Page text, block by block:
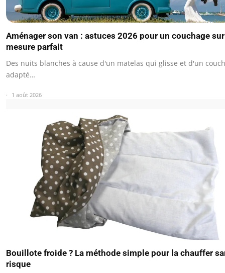
Aménager son van : astuces 2026 pour un couchage sur
mesure parfait
Des nuits blanches à cause d'un matelas qui glisse et d'un
adapté…
1 août 2026
Bouillote froide ? La méthode simple pour la chauffer
risque